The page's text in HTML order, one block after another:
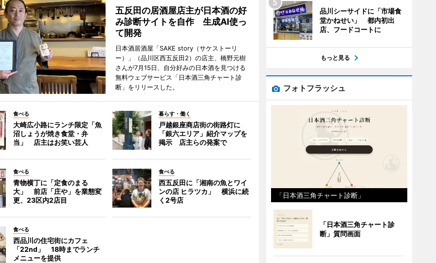
五反田の居酒屋店主が日本酒の好
み診断サイトを自作 生成AI使っ
て開発
日本酒居酒屋「SAKE story（サケストーリ
ー）」（品川区西五反田2）の店主、橋野元樹
さんが7月15日、自分好みの日本酒を見つける
無料ウェブサービス「日本酒三角チャート診
断」をリリースした。
食べる
大崎広小路にランチ限定「魚
沼しょうが焼き食堂・弁
当」 店主はお笑い芸人
暮らす・働く
戸越銀座商店街の街路灯に
「銀六エリア」紹介マップを
掲示 店主らの発案で
食べる
青物横丁に「定食のまる
大」 前店「庄や」を業態変
更、23区内2店目
食べる
西五反田に「湘南の魚とワイ
ンの店 ヒラツカ」 横浜に続
く2号店
食べる
西品川の住宅街にカフェ
「22nd」 18時までランチ
メニューを提供
品川シーサイドに「市場食
堂かねせい」 都内初出
店、フードコートに
もっと見る
フォトフラッシュ
「日本酒三角チャート診断」
「日本酒三角チャート診
断」質問画面